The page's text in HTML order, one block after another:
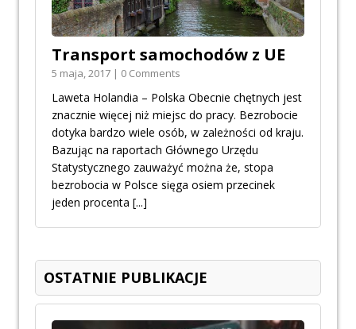
Transport samochodów z UE
5 maja, 2017 | 0 Comments
Laweta Holandia – Polska Obecnie chętnych jest
znacznie więcej niż miejsc do pracy. Bezrobocie
dotyka bardzo wiele osób, w zależności od kraju.
Bazując na raportach Głównego Urzędu
Statystycznego zauważyć można że, stopa
bezrobocia w Polsce sięga osiem przecinek
jeden procenta [...]
OSTATNIE PUBLIKACJE